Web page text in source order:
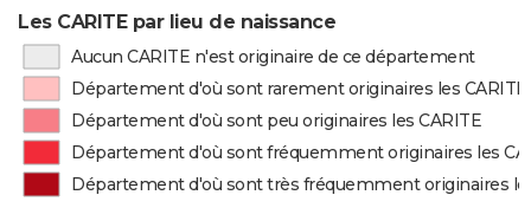
Les CARITE par lieu de naissance
Aucun CARITE n'est originaire de ce département
Département d'où sont rarement originaires les CARITE
Département d'où sont peu originaires les CARITE
Département d'où sont fréquemment originaires les
Département d'où sont très fréquemment originaires